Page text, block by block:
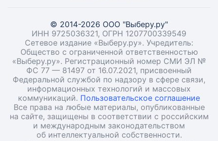
© 2014-2026 ООО "Выберу.ру"
ИНН 9725036321, ОГРН 1207700339549
Сетевое издание «Выберу.ру». Учредитель:
Общество с ограниченной ответственностью
«Выберу.ру». Регистрационный номер СМИ ЭЛ №
ФС 77 — 81497 от 16.07.2021, присвоенный
Федеральной службой по надзору в сфере связи,
информационных технологий и массовых
коммуникаций. Пользовательское соглашение
Все права на любые материалы, опубликованные
на сайте, защищены в соответствии с российским
и международным законодательством
об интеллектуальной собственности.